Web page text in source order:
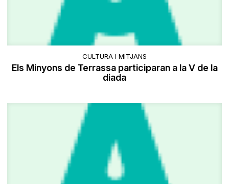
CULTURA I MITJANS
Els Minyons de Terrassa participaran a la V de la
diada